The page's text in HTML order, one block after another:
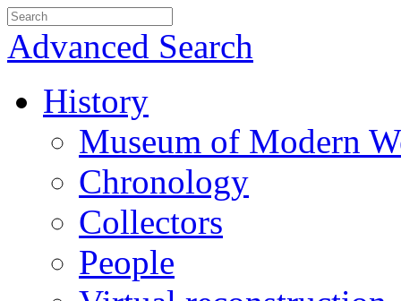
Advanced Search
History
Museum of Modern
Chronology
Collectors
People